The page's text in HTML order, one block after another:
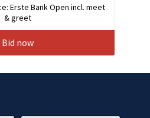
Erste Bank Open incl. meet
& greet
Bid now